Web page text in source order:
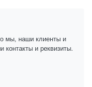
мы, наши клиенты и
и реквизиты.